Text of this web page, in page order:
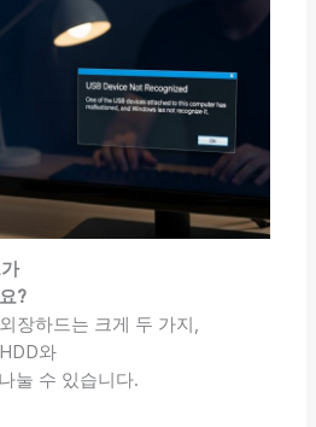
?
장하드는 크게 두 가지,
와
눌 수 있습니다.